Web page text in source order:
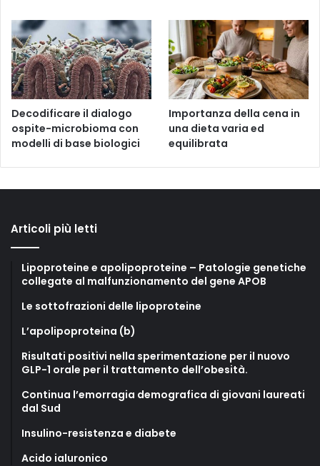
Decodificare il dialogo
ospite-microbioma con
modelli di base biologici
Importanza della cena in
una dieta varia ed
equilibrata
Articoli più letti
Lipoproteine e apolipoproteine – Patologie genetiche
collegate al malfunzionamento del gene APOB
Le sottofrazioni delle lipoproteine
L’apolipoproteina (b)
Risultati positivi nella sperimentazione per il nuovo
GLP-1 orale per il trattamento dell’obesità.
Continua l’emorragia demografica di giovani laureati
dal Sud
Insulino-resistenza e diabete
Acido ialuronico